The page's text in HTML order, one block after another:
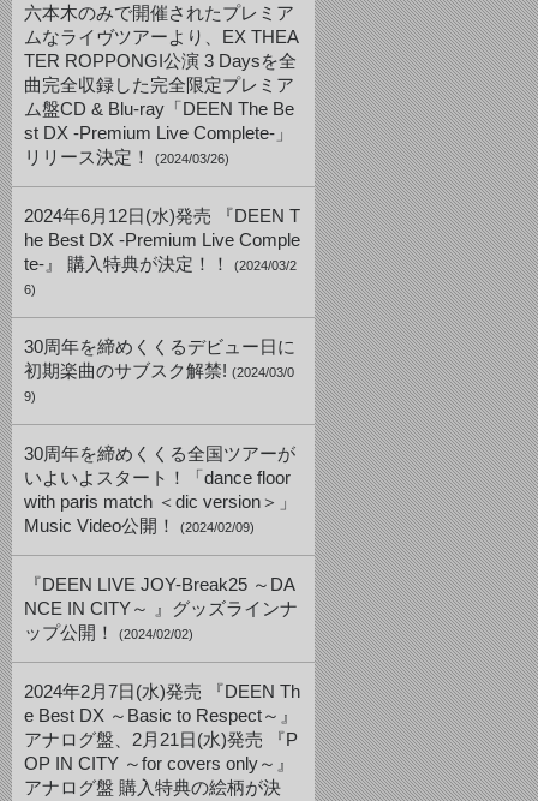
六本木のみで開催されたプレミア
ムなライヴツアーより、EX THEA
TER ROPPONGI公演 3 Daysを全
曲完全収録した完全限定プレミア
ム盤CD & Blu-ray「DEEN The Be
st DX -Premium Live Complete-」
リリース決定！
(2024/03/26)
2024年6月12日(水)発売 『DEEN T
he Best DX -Premium Live Comple
te-』 購入特典が決定！！
(2024/03/2
6)
30周年を締めくくるデビュー日に
初期楽曲のサブスク解禁! (2024/03/0
9)
30周年を締めくくる全国ツアーが
いよいよスタート！「dance floor
with paris match ＜dic version＞」
Music Video公開！
(2024/02/09)
『DEEN LIVE JOY-Break25 ～DA
NCE IN CITY～ 』グッズラインナ
ップ公開！
(2024/02/02)
2024年2月7日(水)発売 『DEEN Th
e Best DX ～Basic to Respect～』
アナログ盤、2月21日(水)発売 『P
OP IN CITY ～for covers only～』
アナログ盤 購入特典の絵柄が決